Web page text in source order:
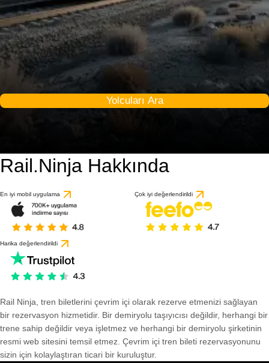
Yolcuları Ara
Rail.Ninja Hakkında
En iyi mobil uygulama Çok iyi değerlendirildi
Harika değerlendirildi
Rail Ninja, tren biletlerini çevrim içi olarak rezerve etmenizi sağlayan
bir rezervasyon hizmetidir. Bir demiryolu taşıyıcısı değildir, herhangi bir
trene sahip değildir veya işletmez ve herhangi bir demiryolu şirketinin
resmi web sitesini temsil etmez. Çevrim içi tren bileti rezervasyonunu
sizin için kolaylaştıran ticari bir kuruluştur.